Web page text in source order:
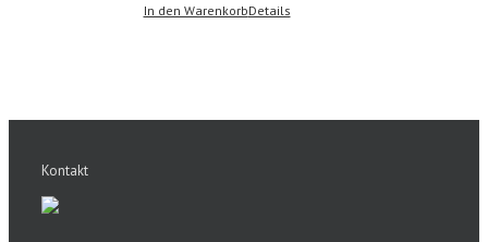
In den WarenkorbDetails
Kontakt